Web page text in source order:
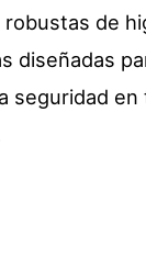
de